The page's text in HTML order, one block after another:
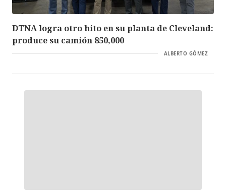
DTNA logra otro hito en su planta de Cleveland:
produce su camión 850,000
ALBERTO GÓMEZ